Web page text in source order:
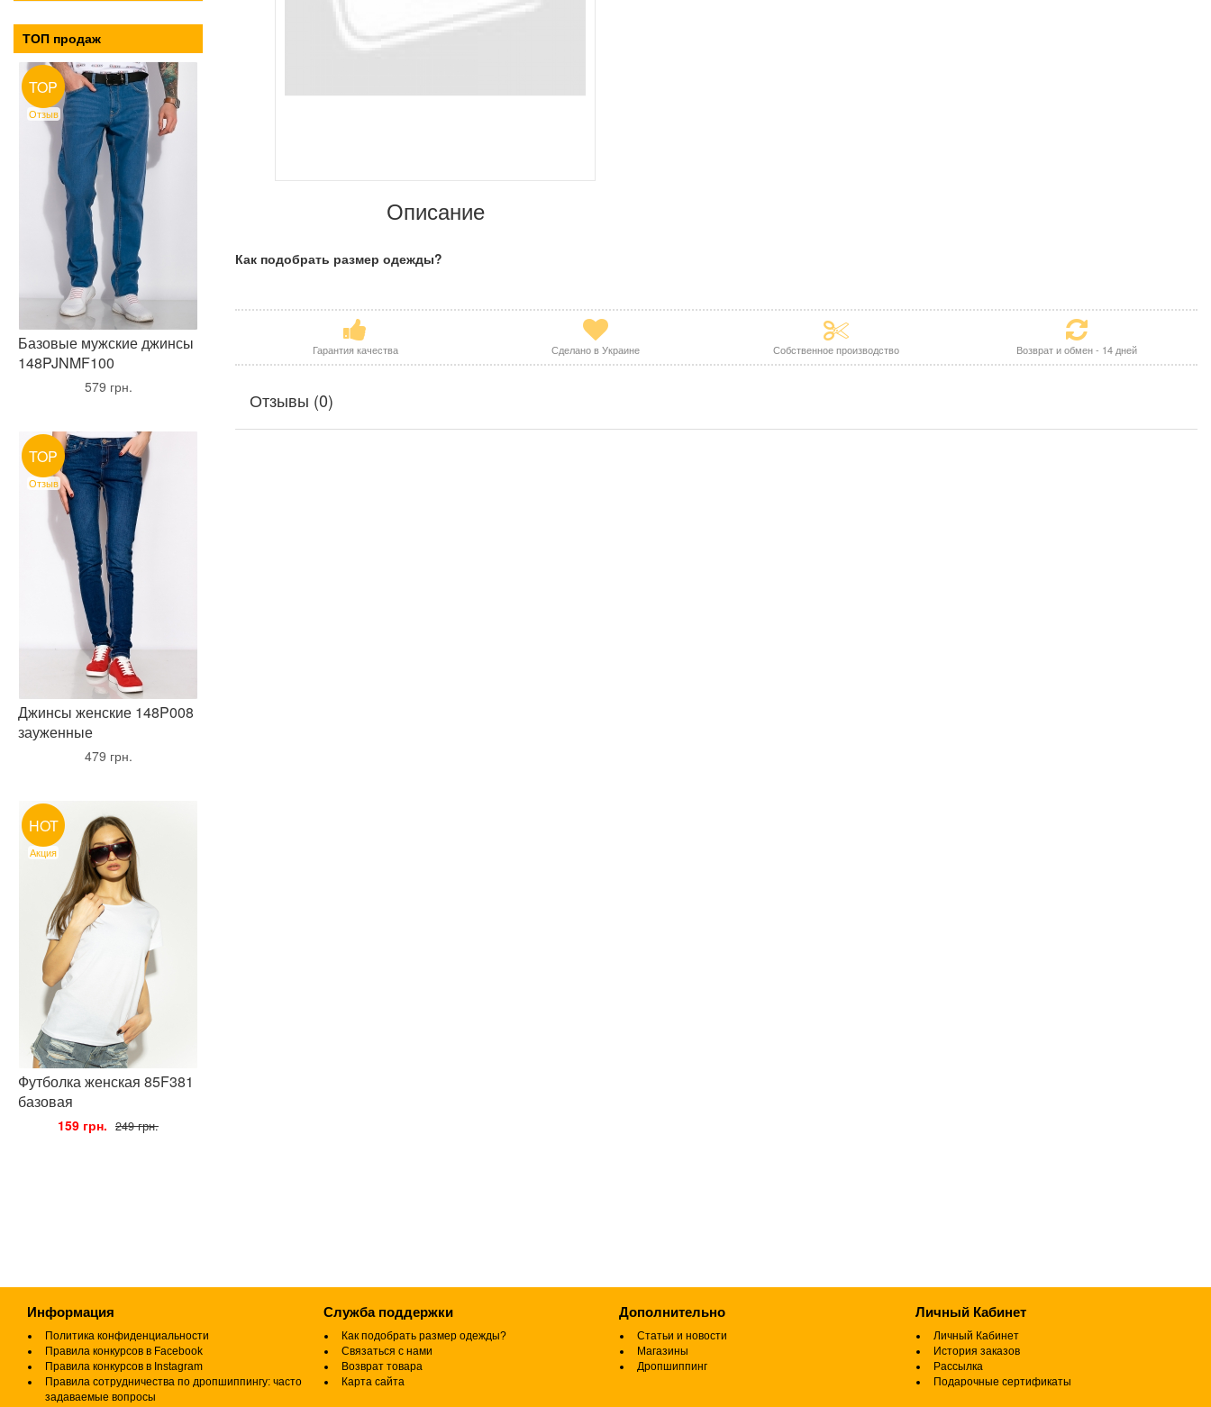
ТОП продаж
TOP
Отзыв
Базовые мужские джинсы
148PJNMF100
579 грн.
TOP
Отзыв
Джинсы женские 148P008
зауженные
479 грн.
HOT
Акция
Футболка женская 85F381
базовая
159 грн. 249 грн.
Описание
Как подобрать размер одежды?
Гарантия качества Сделано в Украине Собственное производство Возврат и обмен - 14 дней
Отзывы (0)
Информация
Политика конфиденциальности
Правила конкурсов в Facebook
Правила конкурсов в Instagram
Правила сотрудничества по дропшиппингу: часто
задаваемые вопросы
Служба поддержки
Как подобрать размер одежды?
Связаться с нами
Возврат товара
Карта сайта
Дополнительно
Статьи и новости
Магазины
Дропшиппинг
Личный Кабинет
Личный Кабинет
История заказов
Рассылка
Подарочные сертификаты